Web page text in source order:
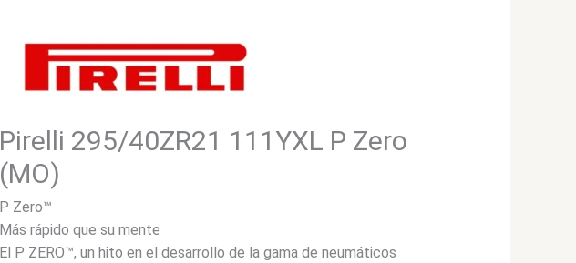
Pirelli 295/40ZR21 111YXL P Zero
(MO)
P Zero™
Más rápido que su mente
El P ZERO™, un hito en el desarrollo de la gama de neumáticos